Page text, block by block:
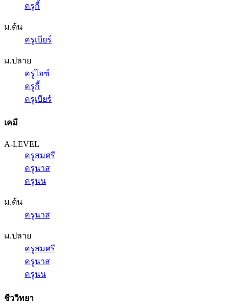
ครูกี้
ม.ต้น
ครูเบียร์
ม.ปลาย
ครูไอซ์
ครูกี้
ครูเบียร์
เคมี
A-LEVEL
ครูสมศรี
ครูนาส
ครูนน
ม.ต้น
ครูนาส
ม.ปลาย
ครูสมศรี
ครูนาส
ครูนน
ชีววิทยา